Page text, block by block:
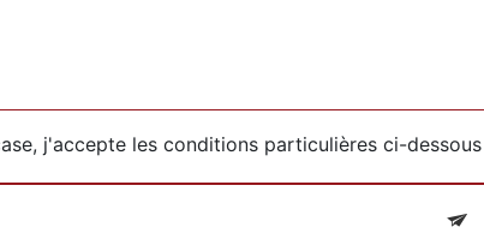
j'accepte les conditions particulières ci-